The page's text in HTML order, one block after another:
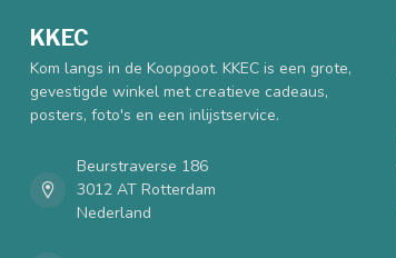
KKEC
Kom langs in de Koopgoot. KKEC is een grote,
gevestigde winkel met creatieve cadeaus,
posters, foto's en een inlijstservice.
Beurstraverse 186
3012 AT Rotterdam
Nederland